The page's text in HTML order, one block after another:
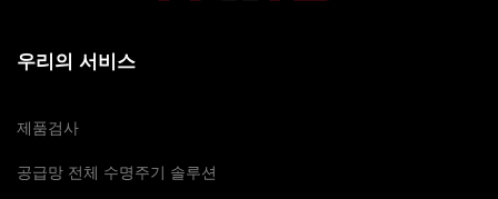
우리의 서비스
제품검사
공급망 전체 수명주기 솔루션